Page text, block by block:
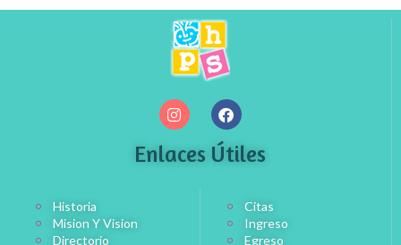
Enlaces Útiles
Historia
Mision Y Vision
Directorio
Citas
Ingreso
Egreso